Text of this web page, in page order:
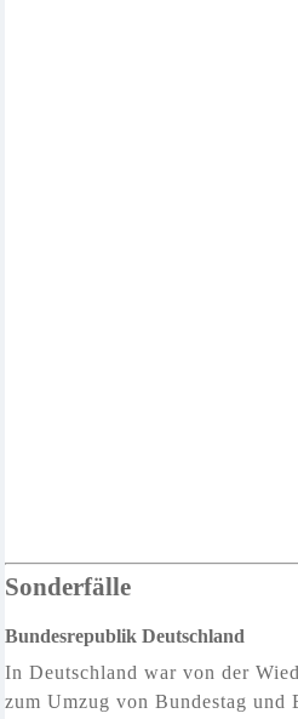
Sonderfälle
Bundesrepublik Deutschland
In Deutschland war von der
zum Umzug von Bundestag und